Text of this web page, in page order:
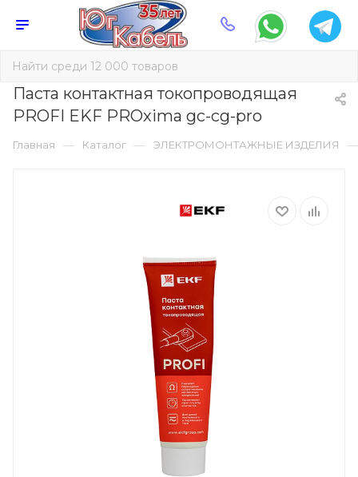
Паста контактная токопроводящая
PROFI EKF PROxima gc-cg-pro
Главная — Каталог — ЭЛЕКТРОМОНТАЖНЫЕ ИЗДЕЛИЯ —